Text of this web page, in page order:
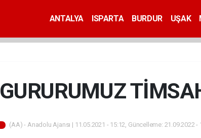
ANTALYA ISPARTA BURDUR UŞAK
GURURUMUZ
(AA) - Anadolu Ajansı | 11.05.2021 - 15:12, Güncelleme: 21.09.2022 -